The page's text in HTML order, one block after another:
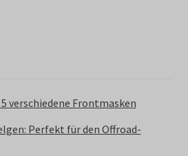
verschiedene Frontmasken
Perfekt für den Offroad-